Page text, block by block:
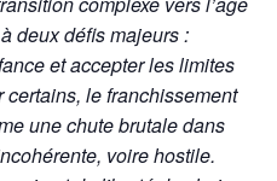
deux défis majeurs :
et accepter les limites
le franchissement
une chute brutale dans
voire hostile.